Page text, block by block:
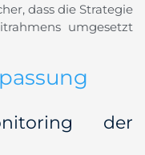
dass die Strategie
umgesetzt
der